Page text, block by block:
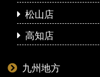
松山店
高知店
九州地方